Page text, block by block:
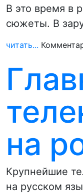
В это время в
сюжеты. В
читать...
на
Крупнейшие
на русском